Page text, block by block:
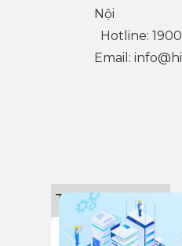
Nội
Hotline:
Email:
Tin công nghệ